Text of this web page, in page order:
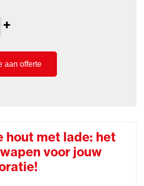
+
aan offerte
hout met lade: het
voor jouw